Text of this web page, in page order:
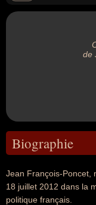
de
Biographie
Jean François-Poncet,
18 juillet 2012 dans la
politique français.